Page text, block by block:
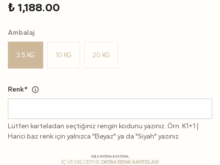
₺ 1,188.00
Ambalaj
3.5 KG 10 KG 20 KG
Renk*
Lütfen karteladan seçtiğiniz rengin kodunu yazınız. Örn: K1+1 |
Harici baz renk için yalnızca "Beyaz" ya da "Siyah" yazınız.